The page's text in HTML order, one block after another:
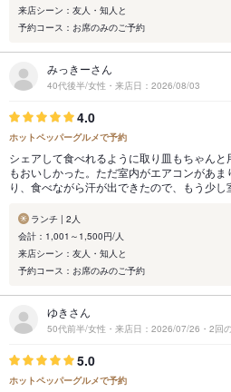
来店シーン：友人・知人と
予約コース：お席のみのご予約
みっきーさん
40代後半/女性・来店日：2026/08/03
4.0
ホットペッパーグルメで予約
シェアして食べれるように取り皿もちゃん
もおいしかった。ただ室内がエアコンがあ
り、食べながら汗が出できたので、もう少
ランチ | 2人
会計：1,001～1,500円/人
来店シーン：友人・知人と
予約コース：お席のみのご予約
ゆきさん
50代前半/女性・来店日：2026/07/26・2回
5.0
ホットペッパーグルメで予約